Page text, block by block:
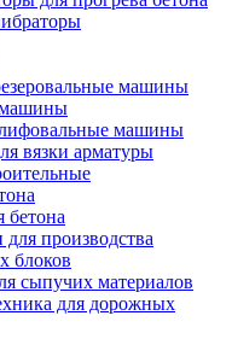
машины
машины
вязки арматуры
бетона
производства
блоков
сыпучих материалов
для дорожных